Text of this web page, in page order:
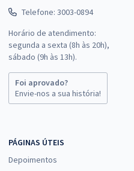
Telefone: 3003-0894
Horário de atendimento:
segunda a sexta (8h às 20h),
sábado (9h às 13h).
Foi aprovado?
Envie-nos a sua história!
PÁGINAS ÚTEIS
Depoimentos